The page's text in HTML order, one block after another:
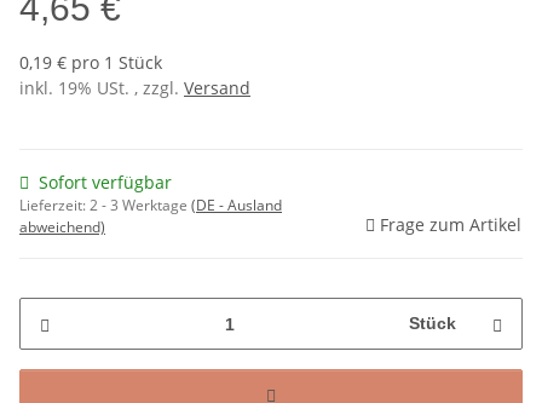
0,19 € pro 1 Stück
inkl. 19% USt. , zzgl. Versand
Sofort verfügbar
Lieferzeit:2 - 3 Werktage (DE - Ausland
abweichend)
Frage zum Artikel
Stück